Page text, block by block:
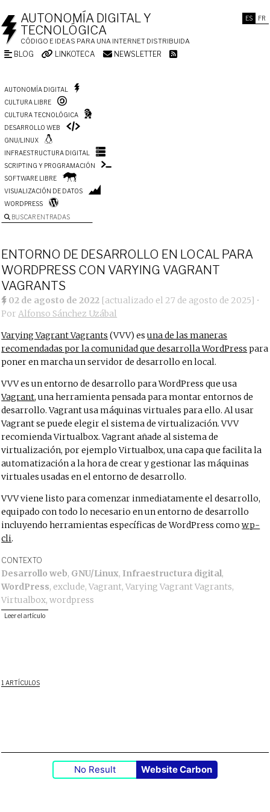
ES FR
AUTONOMÍA DIGITAL Y
TECNOLÓGICA
CÓDIGO E IDEAS PARA UNA INTERNET DISTRIBUIDA
BLOG LINKOTECA NEWSLETTER
AUTONOMÍA DIGITAL
CULTURA LIBRE
CULTURA TECNOLÓGICA
DESARROLLO WEB
GNU/LINUX
INFRAESTRUCTURA DIGITAL
SCRIPTING Y PROGRAMACIÓN
SOFTWARE LIBRE
VISUALIZACIÓN DE DATOS
WORDPRESS
BUSCAR ENTRADAS
ENTORNO DE DESARROLLO EN LOCAL PARA
WORDPRESS CON VARYING VAGRANT
VAGRANTS
02 de agosto de 2022 [actualizado el 27 de agosto de 2025] •
PorAlfonso Sánchez Uzábal
Varying Vagrant Vagrants (VVV) esuna de las maneras
recomendadas por la comunidad que desarrolla WordPress para
poner en marcha un servidor de desarrollo en local.
VVV es un entorno de desarrollo para WordPress que usa
Vagrant, una herramienta pensada para montar entornos de
desarrollo. Vagrant usa máquinas virtuales para ello. Al usar
Vagrant se puede elegir el sistema de virtualización. VVV
recomienda Virtualbox. Vagrant añade al sistema de
virtualización, por ejemplo Virtualbox, una capa que facilita la
automatización a la hora de crear y gestionar las máquinas
virtuales usadas en el entorno de desarrollo.
VVV viene listo para comenzar inmediatamente el desarrollo,
equipado con todo lo necesario en un entorno de desarrollo
incluyendo herramientas específicas de WordPress comowp-
cli.
CONTEXTO
Desarrollo web, GNU/Linux, Infraestructura digital,
WordPress, exclude,Vagrant,Varying Vagrant Vagrants,
Virtualbox,wordpress
Leer el artículo
1 ARTÍCULOS
No Result Website Carbon